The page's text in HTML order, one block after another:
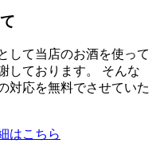
して当店のお酒を使って
しております。 そんな
対応を無料でさせていた
はこちら